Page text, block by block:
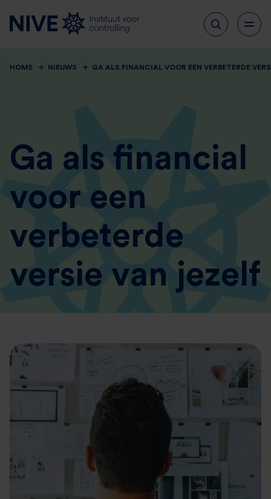
HOME NIEUWS GA ALS FINANCIAL VOOR EEN VERBETERDE
Ga als financial
voor een
verbeterde
versie van jezelf